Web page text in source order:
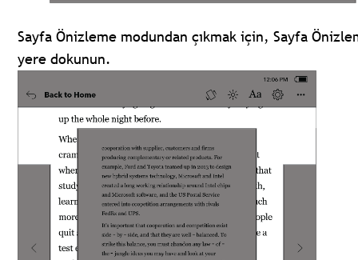
Sayfa Önizleme modundan çıkmak için, Sayfa
yere dokunun.